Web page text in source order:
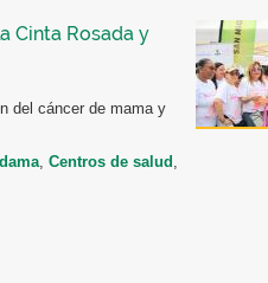
Cinta Rosada y
del cáncer de mama y
Centros de salud